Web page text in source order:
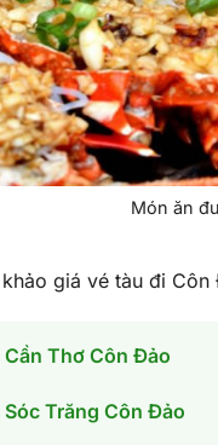
Món ăn
giá vé tàu đi
Thơ Côn Đảo
Trăng Côn Đảo